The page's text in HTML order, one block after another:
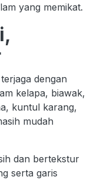
yang memikat.
dengan
kelapa, biawak,
kuntul karang,
mudah
dan bertekstur
serta garis